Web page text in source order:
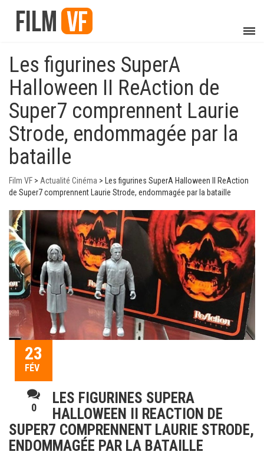
Les figurines SuperA
Halloween II ReAction de
Super7 comprennent Laurie
Strode, endommagée par la
bataille
Film VF > Actualité Cinéma >
Les figurines SuperA Halloween II ReAction
de Super7 comprennent Laurie Strode, endommagée par la bataille
23
FÉV
0
LES FIGURINES SUPERA
HALLOWEEN II REACTION DE
SUPER7 COMPRENNENT LAURIE STRODE,
ENDOMMAGÉE PAR LA BATAILLE